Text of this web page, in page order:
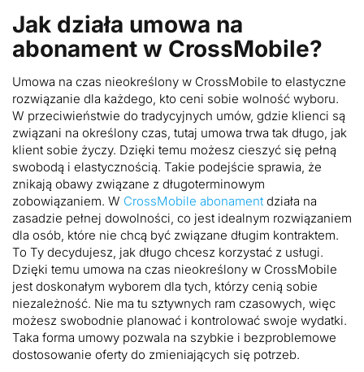
Jak działa umowa na
abonament w CrossMobile?
Umowa na czas nieokreślony w CrossMobile to elastyczne
rozwiązanie dla każdego, kto ceni sobie wolność wyboru.
W przeciwieństwie do tradycyjnych umów, gdzie klienci są
związani na określony czas, tutaj umowa trwa tak długo, jak
klient sobie życzy. Dzięki temu możesz cieszyć się pełną
swobodą i elastycznością. Takie podejście sprawia, że
znikają obawy związane z długoterminowym
zobowiązaniem. W CrossMobile abonament działa na
zasadzie pełnej dowolności, co jest idealnym rozwiązaniem
dla osób, które nie chcą być związane długim kontraktem.
To Ty decydujesz, jak długo chcesz korzystać z usługi.
Dzięki temu umowa na czas nieokreślony w CrossMobile
jest doskonałym wyborem dla tych, którzy cenią sobie
niezależność. Nie ma tu sztywnych ram czasowych, więc
możesz swobodnie planować i kontrolować swoje wydatki.
Taka forma umowy pozwala na szybkie i bezproblemowe
dostosowanie oferty do zmieniających się potrzeb.